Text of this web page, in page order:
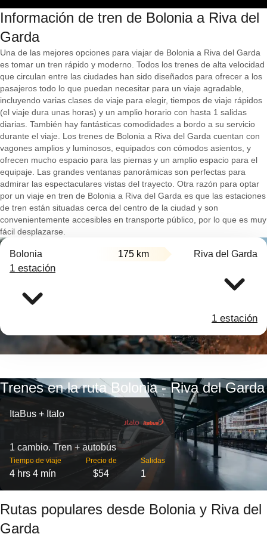
Información de tren de Bolonia a Riva del
Garda
Una de las mejores opciones para viajar de Bolonia a Riva del Garda
es tomar un tren rápido y moderno. Todos los trenes de alta velocidad
que circulan entre las ciudades han sido diseñados para ofrecer a los
pasajeros todo lo que puedan necesitar para un viaje agradable,
incluyendo varias clases de viaje para elegir, tiempos de viaje rápidos
(el viaje dura unas horas) y un amplio horario con hasta 1 salidas
diarias. También hay fantásticas comodidades a bordo a su servicio
durante el viaje. Los trenes de Bolonia a Riva del Garda cuentan con
vagones amplios y luminosos, equipados con cómodos asientos, y
ofrecen mucho espacio para las piernas y un amplio espacio para el
equipaje. Las grandes ventanas panorámicas son perfectas para
admirar las espectaculares vistas del trayecto. Otra razón para optar
por un viaje en tren de Bolonia a Riva del Garda es que las estaciones
de tren están situadas cerca del centro de la ciudad y son
convenientemente accesibles en transporte público, por lo que es muy
fácil desplazarse.
Bolonia 175 km Riva del Garda
1 estación
1 estación
Trenes en la ruta Bolonia - Riva del Garda
ItaBus + Italo
1 cambio. Tren + autobús
Tiempo de viaje
4 hrs 4 mín
Precio de
$54
Salidas
1
Rutas populares desde Bolonia y Riva del
Garda